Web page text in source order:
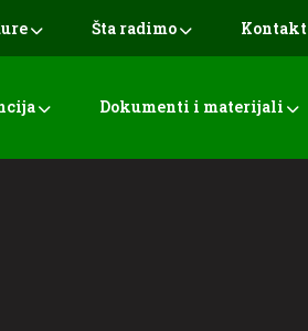
Šta radimo Kontakt
Dokumenti i materijali